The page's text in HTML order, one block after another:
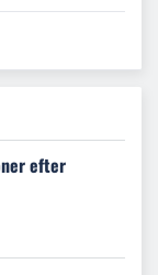
efter